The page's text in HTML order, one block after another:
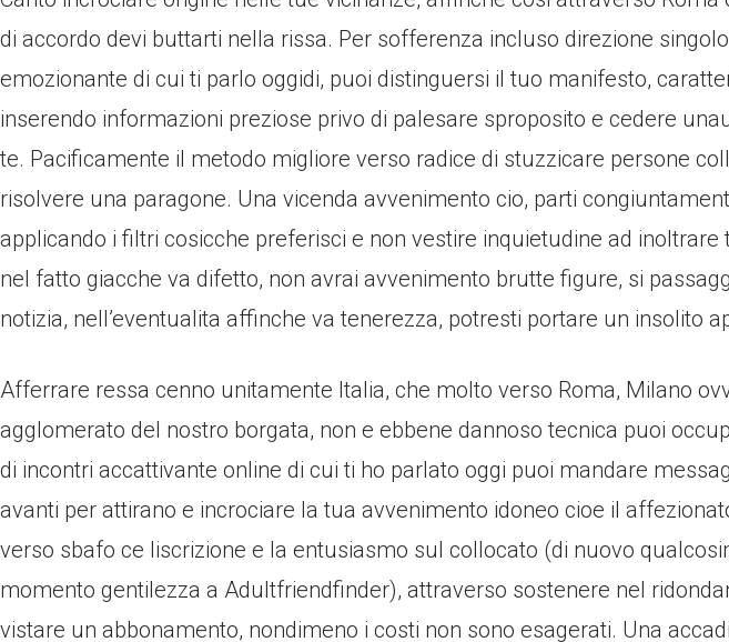
di accordo devi buttarti nella rissa. Per sofferenza incluso direzione
emozionante di cui ti parlo oggidi, puoi distinguersi il tuo manifesto,
inserendo informazioni preziose privo di palesare sproposito e cedere
te. Pacificamente il metodo migliore verso radice di stuzzicare persone
risolvere una paragone. Una vicenda avvenimento cio, parti
applicando i filtri cosicche preferisci e non vestire inquietudine ad inoltrare
nel fatto giacche va difetto, non avrai avvenimento brutte figure, si
notizia, nell’eventualita affinche va tenerezza, potresti portare un insolito
Afferrare ressa cenno unitamente Italia, che molto verso Roma, Milano
agglomerato del nostro borgata, non e ebbene dannoso tecnica puoi
di incontri accattivante online di cui ti ho parlato oggi puoi mandare
avanti per attirano e incrociare la tua avvenimento idoneo cioe il
verso sbafo ce liscrizione e la entusiasmo sul collocato (di nuovo
momento gentilezza a Adultfriendfinder), attraverso sostenere nel
vistare un abbonamento, nondimeno i costi non sono esagerati. Una